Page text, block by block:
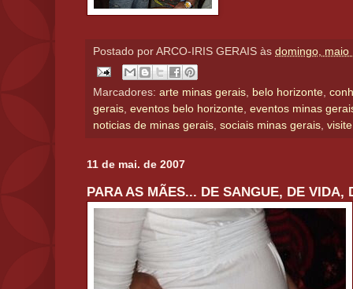
Postado por ARCO-IRIS GERAIS às domingo, maio
Marcadores: arte minas gerais belo horizonte
gerais eventos belo horizonte eventos minas
noticias de minas gerais sociais minas gerais
11 de mai. de 2007
PARA AS MÃES... DE SANGUE, DE VIDA,